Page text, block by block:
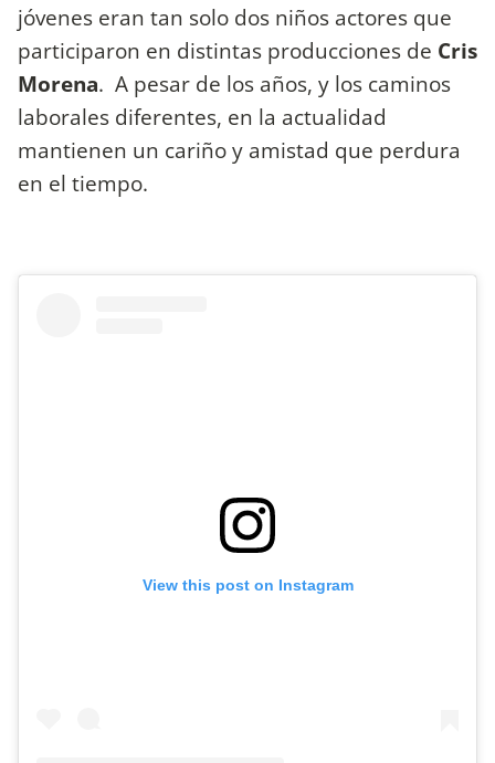
jóvenes eran tan solo dos niños actores que
participaron en distintas producciones de Cris
Morena. A pesar de los años, y los caminos
laborales diferentes, en la actualidad
mantienen un cariño y amistad que perdura
en el tiempo.
View this post on Instagram